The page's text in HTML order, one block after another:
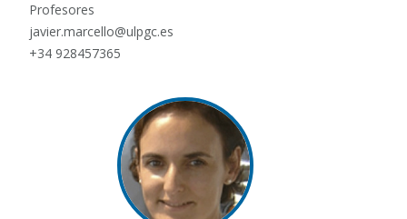
Profesores
javier.marcello@ulpgc.es
+34 928457365